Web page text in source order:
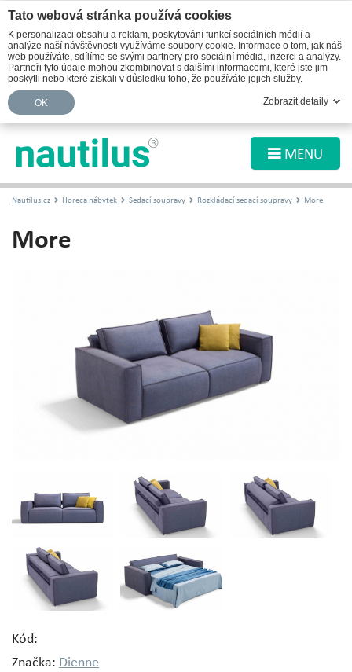
MENU
Nautilus.cz Horeca nábytek Sedací soupravy Rozkládací sedací soupravy More
More
Kód:
Značka: Dienne
Tato webová stránka používá cookies
K personalizaci obsahu a reklam, poskytování funkcí sociálních médií a
analýze naší návštěvnosti využíváme soubory cookie. Informace o tom, jak náš
web používáte, sdílíme se svými partnery pro sociální média, inzerci a analýzy.
Partneři tyto údaje mohou zkombinovat s dalšími informacemi, které jste jim
poskytli nebo které získali v důsledku toho, že používáte jejich služby.
OK Zobrazit detaily